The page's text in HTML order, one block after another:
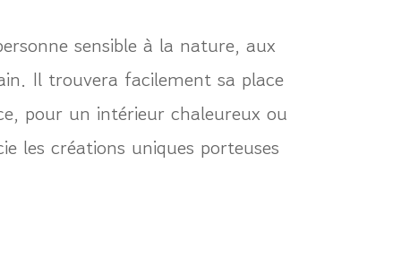
sensible à la nature, aux
Il trouvera facilement sa place
pour un intérieur chaleureux ou
les créations uniques porteuses